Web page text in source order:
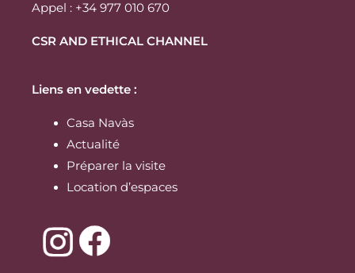
Appel : +34 977 010 670
CSR AND ETHICAL CHANNEL
Liens en vedette :
Casa Navàs
Actualité
Préparer la visite
Location d’espaces